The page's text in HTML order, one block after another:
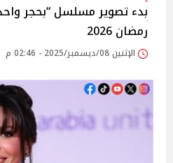
بدء تصوير مسلسل “بحجر
رمضان 2026
الإثنين 08/ديسمبر/2025 - 02:46 م